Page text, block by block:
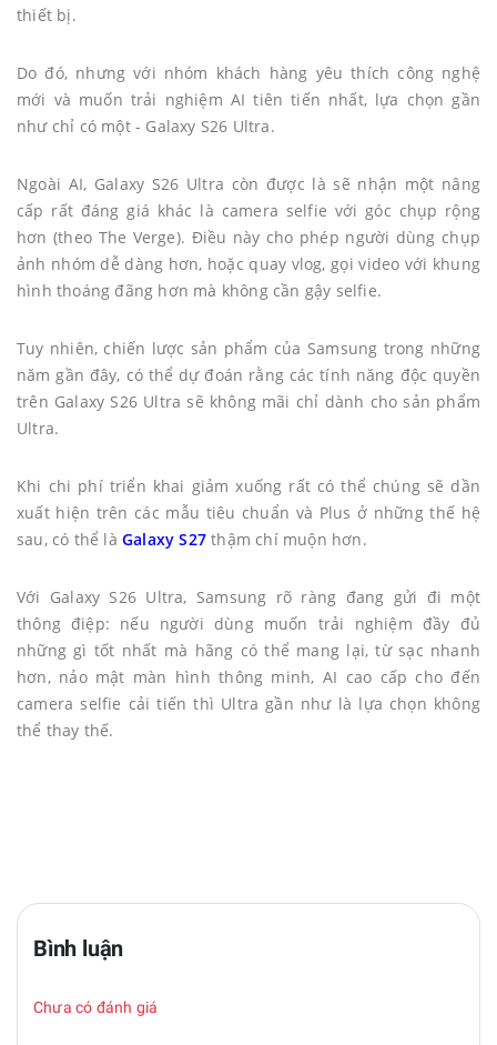
thiết bị.
Do đó, nhưng với nhóm khách hàng yêu thích công nghệ
mới và muốn trải nghiệm AI tiên tiến nhất, lựa chọn gần
như chỉ có một - Galaxy S26 Ultra.
Ngoài AI, Galaxy S26 Ultra còn được là sẽ nhận một nâng
cấp rất đáng giá khác là camera selfie với góc chụp rộng
hơn (theo The Verge). Điều này cho phép người dùng chụp
ảnh nhóm dễ dàng hơn, hoặc quay vlog, gọi video với khung
hình thoáng đãng hơn mà không cần gậy selfie.
Tuy nhiên, chiến lược sản phẩm của Samsung trong những
năm gần đây, có thể dự đoán rằng các tính năng độc quyền
trên Galaxy S26 Ultra sẽ không mãi chỉ dành cho sản phẩm
Ultra.
Khi chi phí triển khai giảm xuống rất có thể chúng sẽ dần
xuất hiện trên các mẫu tiêu chuẩn và Plus ở những thế hệ
sau, có thể là Galaxy S27 thậm chí muộn hơn.
Với Galaxy S26 Ultra, Samsung rõ ràng đang gửi đi một
thông điệp: nếu người dùng muốn trải nghiệm đầy đủ
những gì tốt nhất mà hãng có thể mang lại, từ sạc nhanh
hơn, nảo mật màn hình thông minh, AI cao cấp cho đến
camera selfie cải tiến thì Ultra gần như là lựa chọn không
thể thay thế.
Bình luận
Chưa có đánh giá